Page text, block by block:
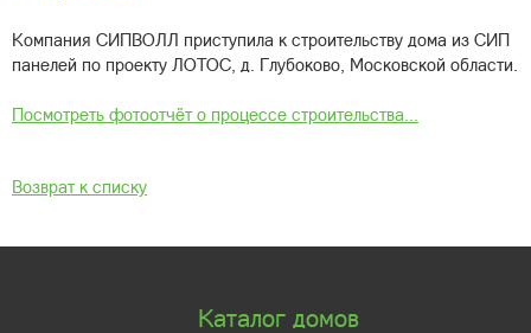
Компания СИПВОЛЛ приступила к строительству дома из СИП
панелей по проекту ЛОТОС, д. Глубоково, Московской области.
Посмотреть фотоотчёт о процессе строительства...
Возврат к списку
Каталог домов